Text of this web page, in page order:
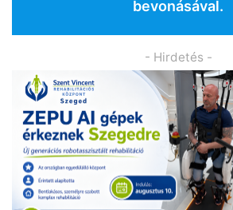
bevonásával.
- Hirdetés -